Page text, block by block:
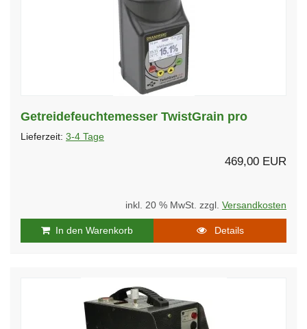
Getreidefeuchtemesser TwistGrain pro
Lieferzeit: 3-4 Tage
469,00 EUR
inkl. 20 % MwSt. zzgl. Versandkosten
In den Warenkorb Details